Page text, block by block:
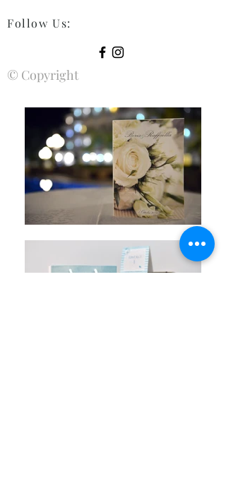
Follow Us:
© Copyright